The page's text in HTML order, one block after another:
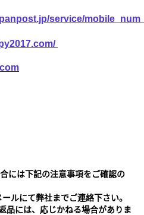
service/
には下記の注意事項をご確認の
ルにて弊社までご連絡下さい。
品には、応じかねる場合がありま